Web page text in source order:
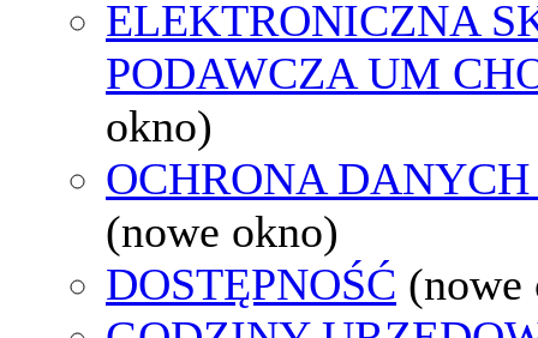
ELEKTRONICZNA
PODAWCZA UM
okno)
OCHRONA
(nowe okno)
DOSTĘPNOŚĆ (nowe